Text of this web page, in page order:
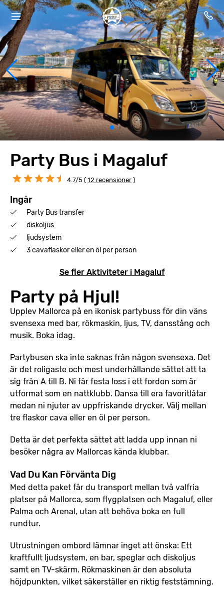
Party Bus i Magaluf
4.7/5 ( 12 recensioner )
Ingår
Party Bus transfer
diskoljus
ljudsystem
3 cavaflaskor eller en öl per person
Se fler Aktiviteter i Magaluf
Party på Hjul!
Upplev Mallorca på en ikonisk partybuss för din väns
svensexa med bar, rökmaskin, ljus, TV, dansstång och
musik. Boka idag.
Partybusen ska inte saknas från någon svensexa. Det
är det roligaste och mest underhållande sättet att ta
sig från A till B. Ni får festa loss i ett fordon som är
utformat som en nattklubb. Dansa till era favoritlåtar
medan ni njuter av uppfriskande drycker. Välj mellan
tre flaskor cava eller en öl per person.
Detta är det perfekta sättet att ladda upp innan ni
besöker några av Mallorcas kända klubbar.
Vad Du Kan Förvänta Dig
Med detta paket får du transport mellan två valfria
platser på Mallorca, som flygplatsen och Magaluf, eller
Palma och Arenal, utan att behöva boka en full
rundtur.
Utrustningen ombord lämnar inget att önska: Ett
kraftfullt ljudsystem, en bar, speglar och diskoljus
samt en TV-skärm. Rökmaskinen är den absoluta
höjdpunkten, vilket säkerställer en riktig feststämning.